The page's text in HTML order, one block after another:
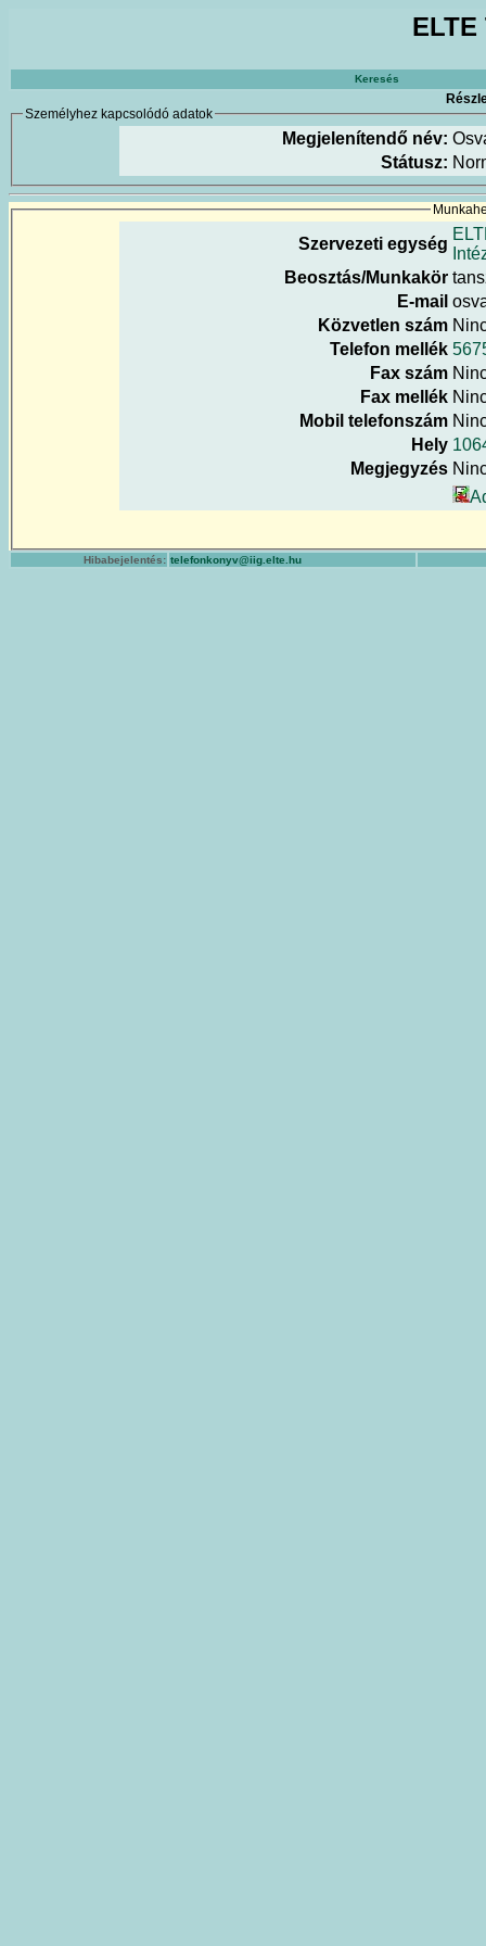
Keresés
Személyhez kapcsolódó adatok
Megjelenítendő név:
Státusz:
Szervezeti egység
Beosztás/Munkakör
E-mail
Közvetlen szám
Telefon mellék
Fax szám
Fax mellék
Mobil telefonszám
Hely
Megjegyzés
Hibabejelentés: telefonkonyv@iig.elte.hu